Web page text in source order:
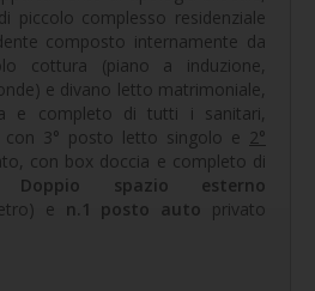
piccolo complesso residenziale
composto internamente da
cottura (piano a induzione,
e divano letto matrimoniale,
e completo di tutti i sanitari,
con 3° posto letto singolo e 2°
con box doccia e completo di
Doppio spazio esterno
e n.1 posto auto privato